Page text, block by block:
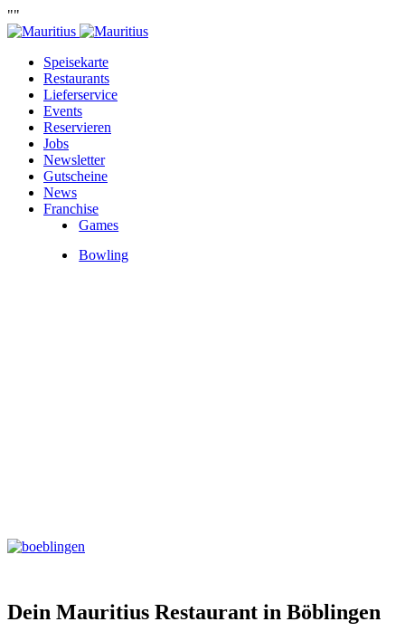
""
Speisekarte
Restaurants
Lieferservice
Events
Reservieren
Jobs
Newsletter
Gutscheine
News
Franchise
Games
Bowling
Dein Mauritius Restaurant in Böblingen